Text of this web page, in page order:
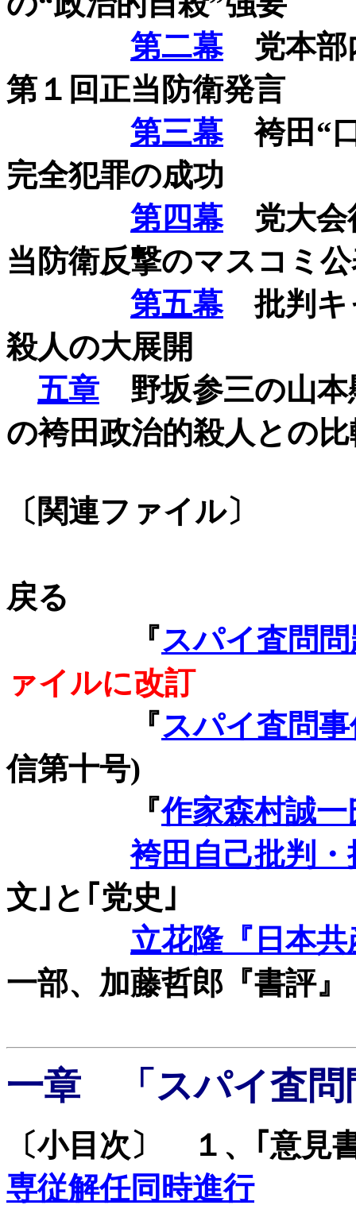
第二幕党本部
第１回正当防衛発言
第三幕袴田“口
完全犯罪の成功
第四幕党大会
当防衛反撃のマスコミ
第五幕批判キ
殺人の大展開
五章 野坂参三の山本
の袴田政治的殺人との
〔関連ファイル〕
戻る
『スパイ査問
ァイルに改訂
『スパイ査問
信第十号)
『作家森村誠
袴田自己批判
文｣と｢党史｣
立花隆『日本
一部、加藤哲郎『書評』
一章 「スパイ査問
〔小目次〕 １、｢意見
専従解任同時進行